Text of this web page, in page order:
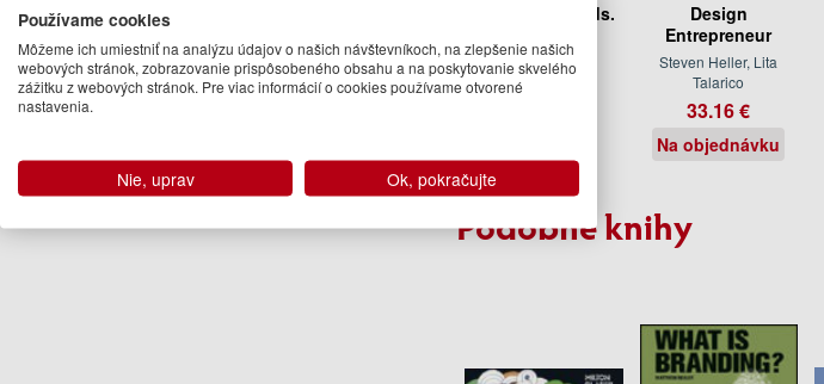
Turistickí sprievodcovia
Mid-Century Ads.
Steven Heller
27.50 €
Design
Entrepreneur
Steven Heller, Lita
Talarico
33.16 €
Na objednávku
Podobné knihy
Používame cookies
Môžeme ich umiestniť na analýzu údajov o našich návštevníkoch, na zlepšenie našich
webových stránok, zobrazovanie prispôsobeného obsahu a na poskytovanie skvelého
zážitku z webových stránok. Pre viac informácií o cookies používame otvorené
nastavenia.
Nie, uprav Ok, pokračujte